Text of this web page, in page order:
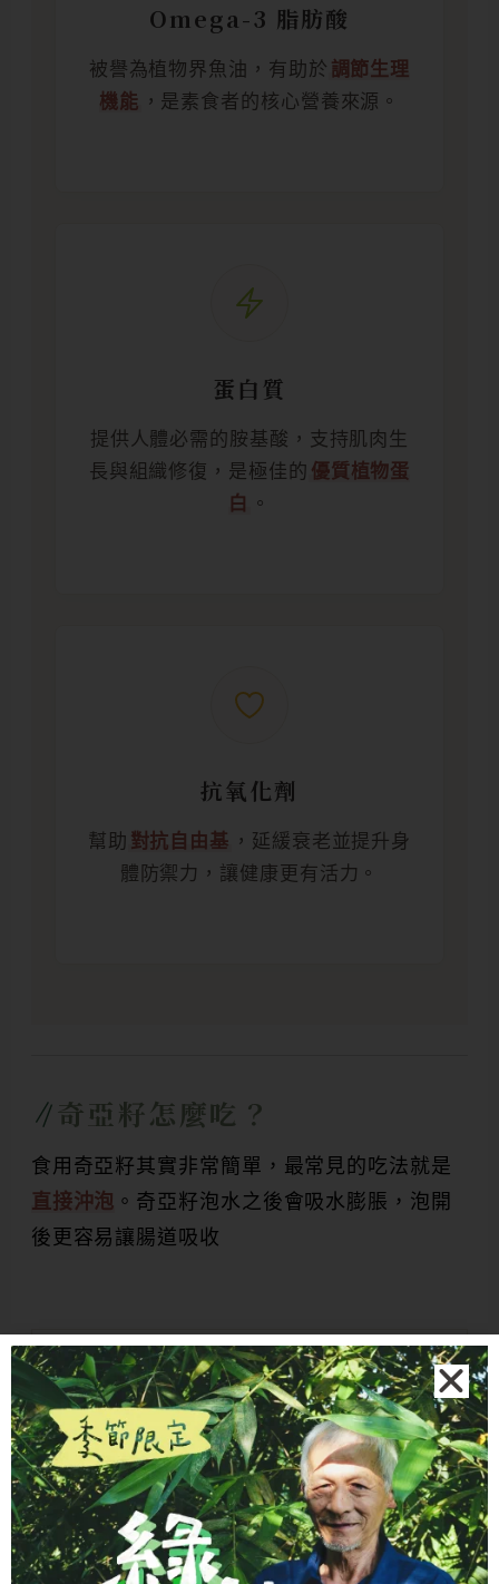
Omega-3 脂肪酸
被譽為植物界魚油，有助於 調節生理
機能 ，是素食者的核心營養來源。
蛋白質
提供人體必需的胺基酸，支持肌肉生
長與組織修復，是極佳的 優質植物蛋
白
。
抗氧化劑
幫助 對抗自由基 ，延緩衰老並提升身
體防禦力，讓健康更有活力。
奇亞籽怎麼吃？
食用奇亞籽其實非常簡單，最常見的吃法就是
直接沖泡 。奇亞籽泡水之後會吸水膨脹，泡開
後更容易讓腸道吸收
奇亞籽完美沖泡指南
奇亞籽和水的比例
理想的奇亞籽與水的比例大約是1：10。
也就是說，每一份奇亞籽配合十份水。例